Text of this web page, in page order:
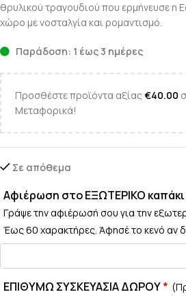
θρυλικού τραγουδιού που ερμήνευσε η
χώρο με νοσταλγία και ρομαντισμό.
Παράδοση: 1 έως 3 ημέρες
Προσθέστε προϊόντα αξίας€40.00
Μεταφορικά!
Σε απόθεμα
Αφιέρωση στο ΕΞΩΤΕΡΙΚΟ
Γράψε την αφιέρωσή σου για την
Έως 60 χαρακτήρες. Άφησέ το κενό αν
ΕΠΙΘΥΜΩ ΣΥΣΚΕΥΑΣΙΑ ΔΩΡΟΥ*